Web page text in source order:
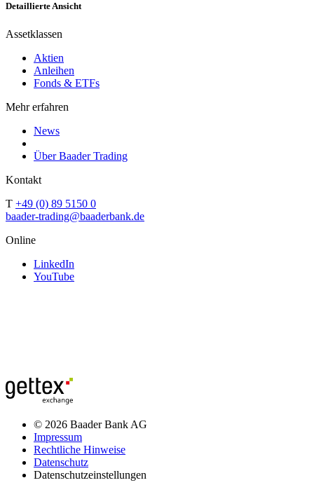
Detaillierte Ansicht
Assetklassen
Aktien
Anleihen
Fonds & ETFs
Mehr erfahren
News
Über Baader Trading
Kontakt
T +49 (0) 89 5150 0
baader-trading@baaderbank.de
Online
LinkedIn
YouTube
© 2026 Baader Bank AG
Impressum
Rechtliche Hinweise
Datenschutz
Datenschutzeinstellungen